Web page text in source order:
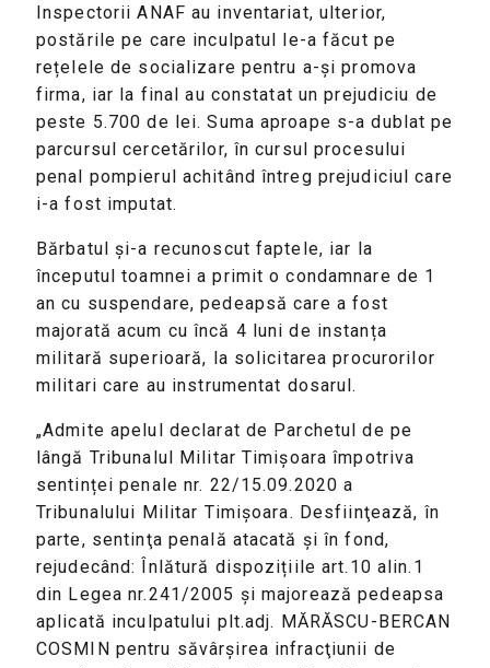
Inspectorii ANAF au inventariat, ulterior,
postările pe care inculpatul le-a făcut pe
rețelele de socializare pentru a-și promova
firma, iar la final au constatat un prejudiciu de
peste 5.700 de lei. Suma aproape s-a dublat pe
parcursul cercetărilor, în cursul procesului
penal pompierul achitând întreg prejudiciul care
i-a fost imputat.
Bărbatul și-a recunoscut faptele, iar la
începutul toamnei a primit o condamnare de 1
an cu suspendare, pedeapsă care a fost
majorată acum cu încă 4 luni de instanța
militară superioară, la solicitarea procurorilor
militari care au instrumentat dosarul.
„Admite apelul declarat de Parchetul de pe
lângă Tribunalul Militar Timișoara împotriva
sentinței penale nr. 22/15.09.2020 a
Tribunalului Militar Timișoara. Desfiinţează, în
parte, sentinţa penală atacată şi în fond,
rejudecând: Înlătură dispozițiile art.10 alin.1
din Legea nr.241/2005 și majorează pedeapsa
aplicată inculpatului plt.adj. MĂRĂSCU-BERCAN
COSMIN pentru săvârşirea infracţiunii de